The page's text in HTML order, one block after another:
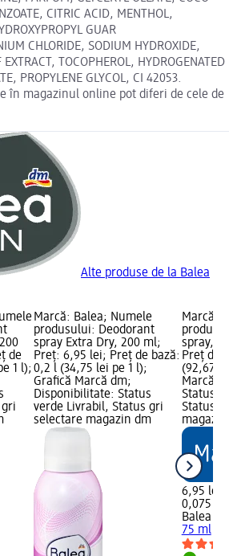
CITRIC ACID, MENTHOL,
GUAR
CHLORIDE, SODIUM HYDROXIDE,
TOCOPHEROL, HYDROGENATED
PROPYLENE GLYCOL, CI 42053.
în magazinul online pot diferi de cele de
Alte produse de la Balea
de
1 l);
Marcă: Balea; Numele
produsului: Deodorant
spray Extra Dry, 200 ml;
Preț: 6,95 lei; Preț de bază:
0,2 l (34,75 lei pe 1 l);
Grafică Marcă dm;
Disponibilitate: Status
verde Livrabil, Status gri
selectare magazin dm
Marcă:
spray,
Preț de
(92,67
Marcă
Status
Status
6,95 lei
0,075 l
Balea
75 ml